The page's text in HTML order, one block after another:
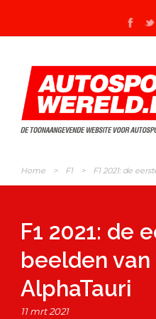
Home > F1 > F1 2021: de
F1 2021: de
beelden van
AlphaTauri
11 mrt 2021